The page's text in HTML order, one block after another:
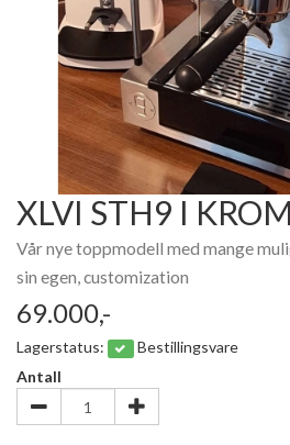
XLVI STH9 I KROM
Vår nye toppmodell med mange
sin egen, customization
69.000,-
Lagerstatus:
Bestillingsvare
Antall